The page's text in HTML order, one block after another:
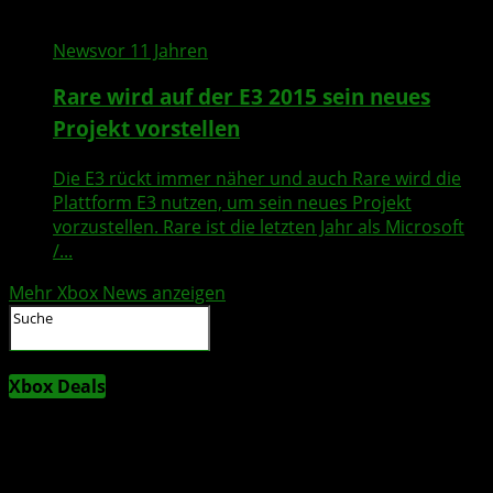
Newsvor 11 Jahren
Rare wird auf der E3 2015 sein neues
Projekt vorstellen
Die E3 rückt immer näher und auch Rare wird die
Plattform E3 nutzen, um sein neues Projekt
vorzustellen. Rare ist die letzten Jahr als Microsoft
/...
Mehr Xbox News anzeigen
Xbox Deals